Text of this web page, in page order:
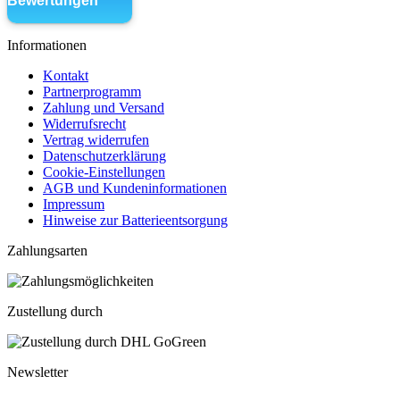
Informationen
Kontakt
Partnerprogramm
Zahlung und Versand
Widerrufsrecht
Vertrag widerrufen
Datenschutzerklärung
Cookie-Einstellungen
AGB und Kundeninformationen
Impressum
Hinweise zur Batterieentsorgung
Zahlungsarten
Zustellung durch
Newsletter